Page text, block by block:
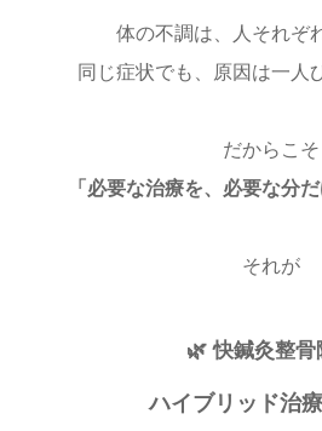
体の不調は、人それぞ
同じ症状でも、原因は一人
だからこそ
「必要な治療を、必要な分
それが
🌿 快鍼灸整骨
ハイブリッド治療